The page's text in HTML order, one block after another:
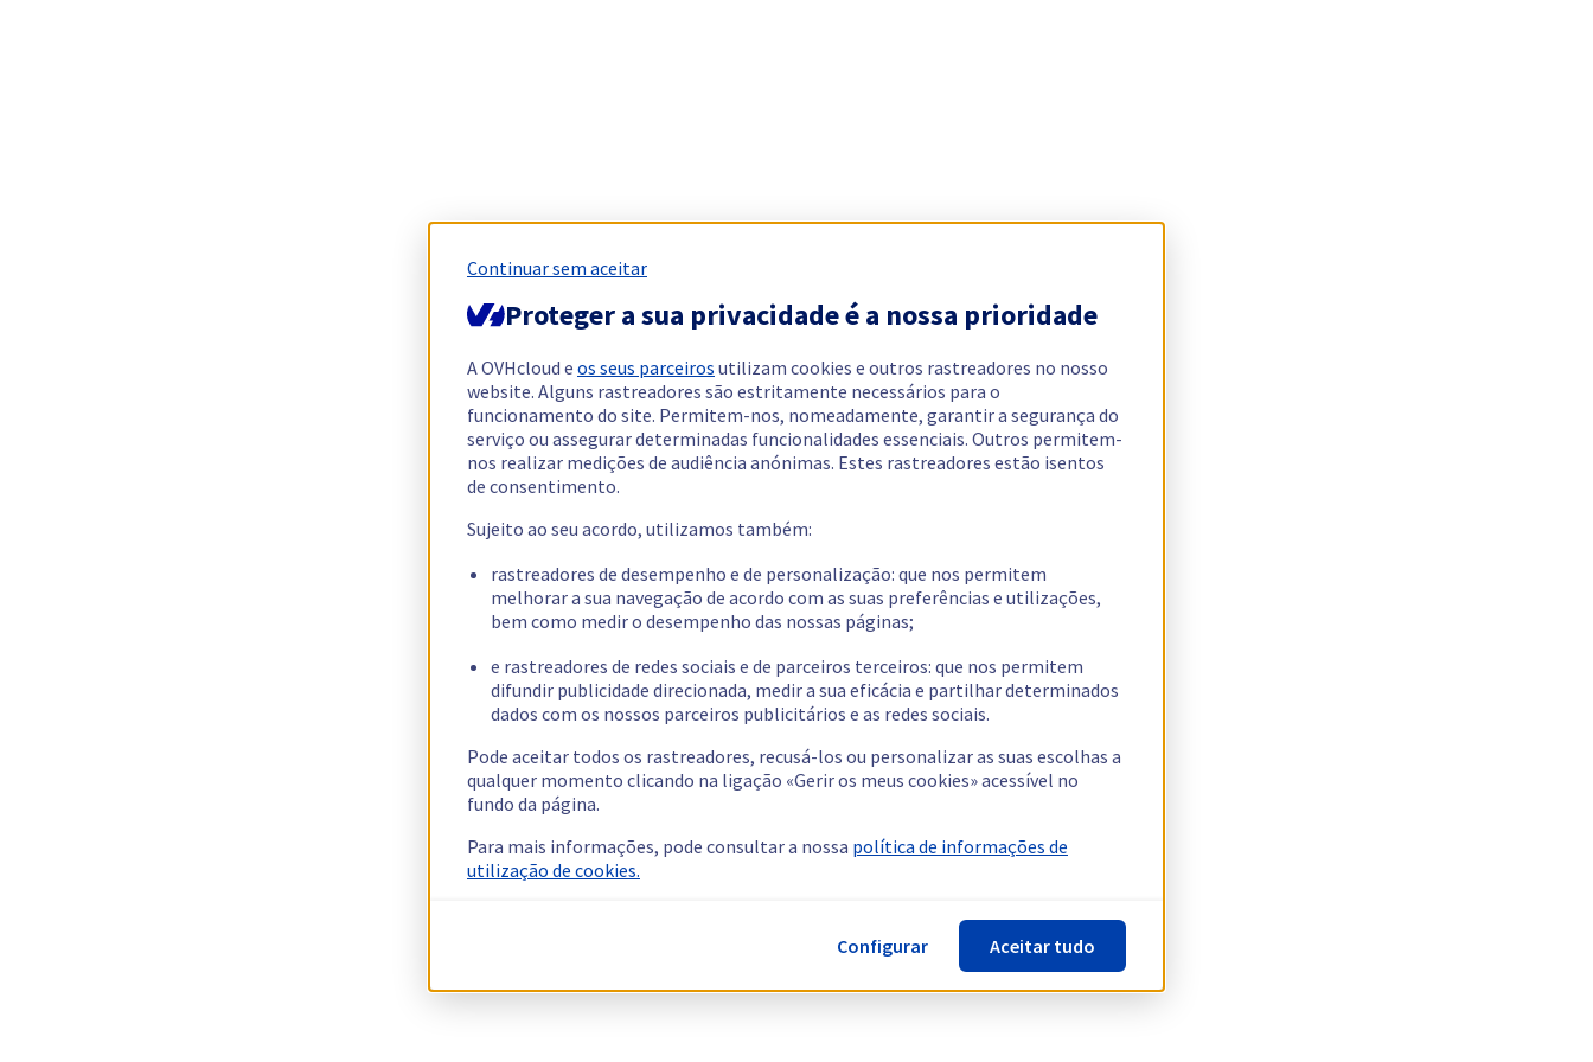
Continuar sem aceitar
Proteger a sua privacidade é a nossa prioridade
A OVHcloud e os seus parceiros utilizam cookies e outros rastreadores no nosso
website. Alguns rastreadores são estritamente necessários para o
funcionamento do site. Permitem-nos, nomeadamente, garantir a segurança do
serviço ou assegurar determinadas funcionalidades essenciais. Outros permitem-
nos realizar medições de audiência anónimas. Estes rastreadores estão isentos
de consentimento.
Sujeito ao seu acordo, utilizamos também:
rastreadores de desempenho e de personalização: que nos permitem
melhorar a sua navegação de acordo com as suas preferências e utilizações,
bem como medir o desempenho das nossas páginas;
e rastreadores de redes sociais e de parceiros terceiros: que nos permitem
difundir publicidade direcionada, medir a sua eficácia e partilhar determinados
dados com os nossos parceiros publicitários e as redes sociais.
Pode aceitar todos os rastreadores, recusá-los ou personalizar as suas escolhas a
qualquer momento clicando na ligação «Gerir os meus cookies» acessível no
fundo da página.
Para mais informações, pode consultar a nossa política de informações de
utilização de cookies.
Configurar Aceitar tudo